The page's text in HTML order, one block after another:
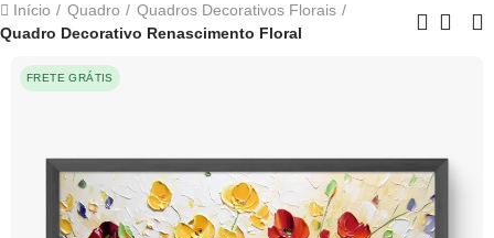
Início Quadro
Quadros Decorativos Florais
Quadro Decorativo Renascimento Floral
FRETE GRÁTIS